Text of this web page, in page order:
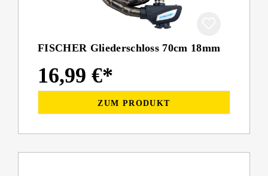
FISCHER Gliederschloss 70cm 18mm
16,99 €*
ZUM PRODUKT